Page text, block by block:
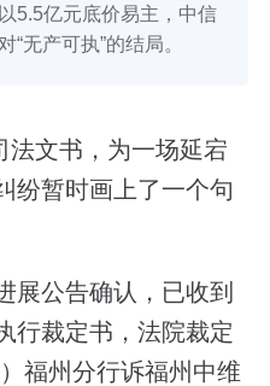
5.5亿元底价易主，中信
无产可执”的结局。
法文书，为一场延宕
纷暂时画上了一个句
展公告确认，已收到
行裁定书，法院裁定
福州分行诉福州中维